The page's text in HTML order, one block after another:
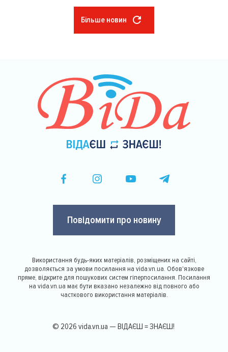
Більше новин
Повідомити про новину
Використання будь-яких матеріалів, розміщених на сайті,
дозволяється за умови посилання на vida.vn.ua. Обов'язкове
пряме, відкрите для пошукових систем гіперпосилання. Посилання
на vida.vn.ua має бути вказано незалежно від повного або
часткового використання матеріалів.
© 2026 vida.vn.ua — ВІДАЄШ = ЗНАЄШ!